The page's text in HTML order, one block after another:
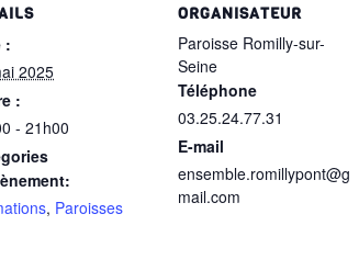
:
2025
:
- 21h00
, Paroisses
ORGANISATEUR
Paroisse Romilly-sur-
Seine
Téléphone
03.25.24.77.31
E-mail
ensemble.romillypont@g
mail.com